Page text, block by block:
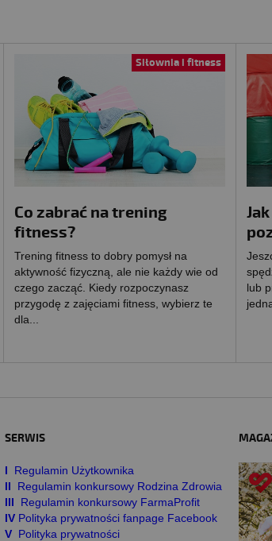
Siłownia i fitness
Co zabrać na trening
fitness?
Trening fitness to dobry pomysł na
aktywność fizyczną, ale nie każdy wie od
czego zacząć. Kiedy rozpoczynasz
przygodę z zajęciami fitness, wybierz te
dla...
lub
SERWIS
I Regulamin Użytkownika
II
Regulamin konkursowy Rodzina Zdrowia
III
Regulamin konkursowy FarmaProfit
IV Polityka prywatności fanpage Facebook
V Polityka prywatności